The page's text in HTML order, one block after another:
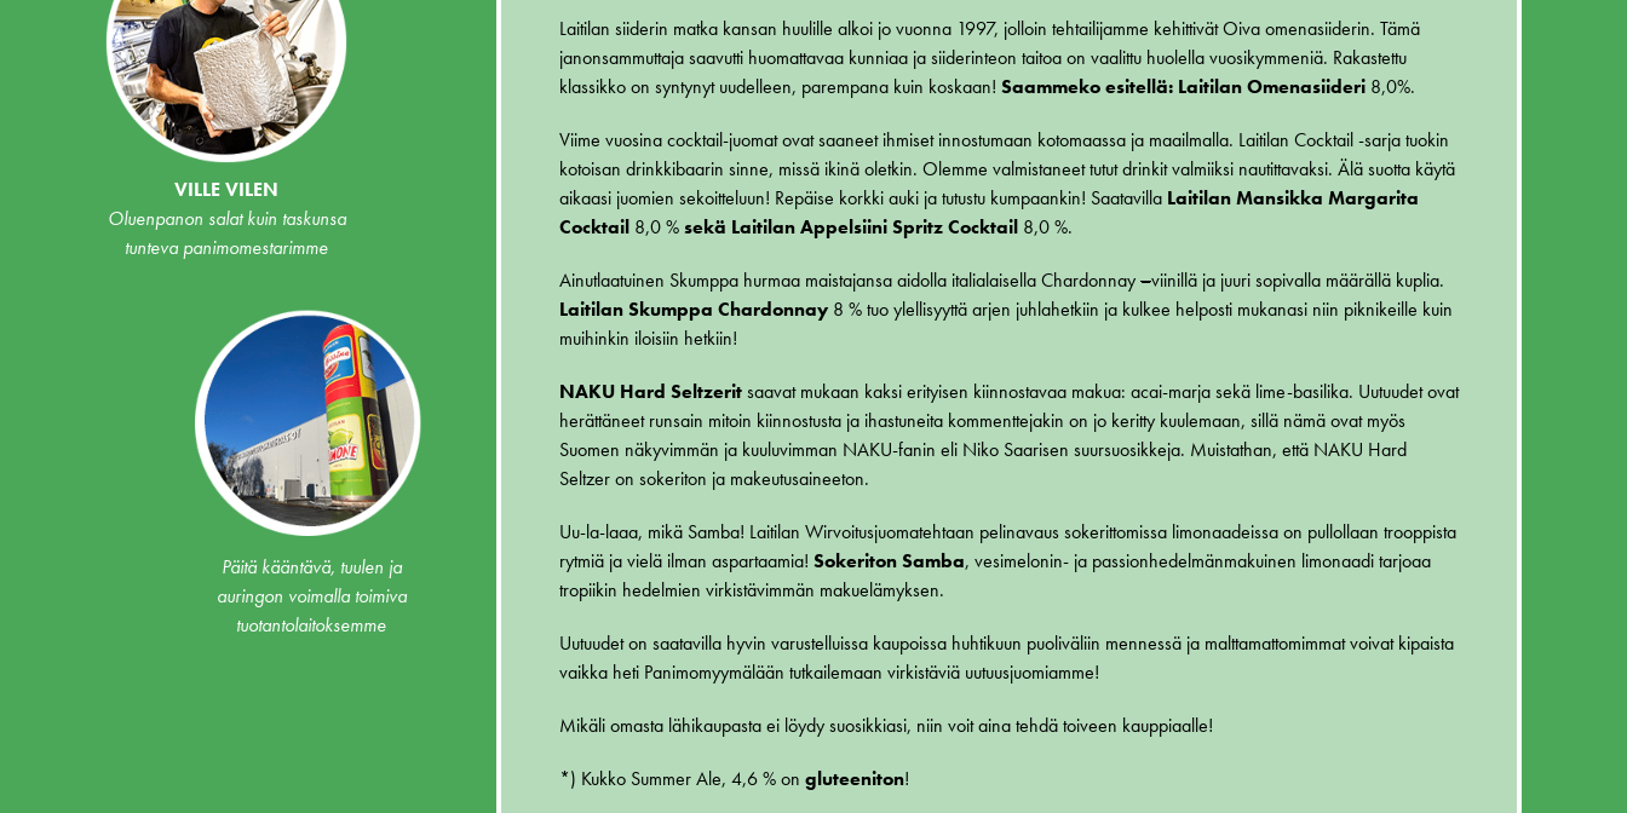
VILLE VILEN
Oluenpanon salat kuin taskunsa
tunteva panimomestarimme
Päitä kääntävä, tuulen ja
auringon voimalla toimiva
tuotantolaitoksemme
Laitilan siiderin matka kansan huulille alkoi jo vuonna 1997, jolloin tehtailijamme kehittivät Oiva omenasiiderin. Tämä
janonsammuttaja saavutti huomattavaa kunniaa ja siiderinteon taitoa on vaalittu huolella vuosikymmeniä. Rakastettu
klassikko on syntynyt uudelleen, parempana kuin koskaan! Saammeko esitellä: Laitilan Omenasiideri 8,0%.
Viime vuosina cocktail-juomat ovat saaneet ihmiset innostumaan kotomaassa ja maailmalla. Laitilan Cocktail -sarja tuokin
kotoisan drinkkibaarin sinne, missä ikinä oletkin. Olemme valmistaneet tutut drinkit valmiiksi nautittavaksi. Älä suotta käytä
aikaasi juomien sekoitteluun! Repäise korkki auki ja tutustu kumpaankin! Saatavilla Laitilan Mansikka Margarita
Cocktail 8,0 %sekä Laitilan Appelsiini Spritz Cocktail 8,0 %.
Ainutlaatuinen Skumppa hurmaa maistajansa aidolla italialaisella Chardonnay–viinillä ja juuri sopivalla määrällä kuplia.
Laitilan Skumppa Chardonnay 8 % tuo ylellisyyttä arjen juhlahetkiin ja kulkee helposti mukanasi niin piknikeille kuin
muihinkin iloisiin hetkiin!
NAKU Hard Seltzeritsaavat mukaan kaksi erityisen kiinnostavaa makua: acai-marja sekä lime-basilika. Uutuudet ovat
herättäneet runsain mitoin kiinnostusta ja ihastuneita kommenttejakin on jo keritty kuulemaan, sillä nämä ovat myös
Suomen näkyvimmän ja kuuluvimman NAKU-fanin eli Niko Saarisen suursuosikkeja. Muistathan, että NAKU Hard
Seltzer on sokeriton ja makeutusaineeton.
Uu-la-laaa, mikä Samba! Laitilan Wirvoitusjuomatehtaan pelinavaus sokerittomissa limonaadeissa on pullollaan trooppista
rytmiä ja vielä ilman aspartaamia! Sokeriton Samba, vesimelonin- ja passionhedelmänmakuinen limonaadi tarjoaa
tropiikin hedelmien virkistävimmän makuelämyksen.
Uutuudet on saatavilla hyvin varustelluissa kaupoissa huhtikuun puoliväliin mennessä ja malttamattomimmat voivat kipaista
vaikka heti Panimomyymälään tutkailemaan virkistäviä uutuusjuomiamme!
Mikäli omasta lähikaupasta ei löydy suosikkiasi, niin voit aina tehdä toiveen kauppiaalle!
*) Kukko Summer Ale, 4,6 % on gluteeniton!